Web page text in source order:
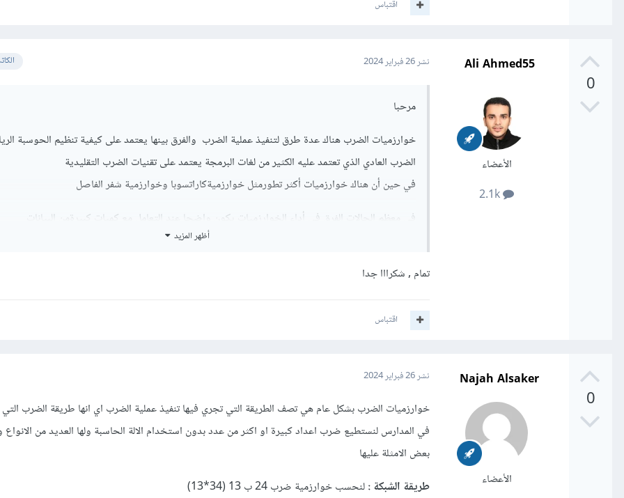
اقتباس
0
Ali Ahmed55
الأعضاء
نشر26 فبراير 2024
مرحبا
خوارزميات الضرب هناك عدة طرق لتنفيذ عملية الضرب والفرق بينها يعتمد على كيفية تنظيم الحوسبة
الضرب العادي الذي تعتمد عليه الكثير من لغات البرمجة يعتمد على تقنيات الضرب التقليدية
في حين أن هناك خوارزميات أكثر تطورمثل خوارزميةكاراتسوبا وخوارزمية شفر الفاصل
في معظم الحالات الفرق في أداء الخوارزميات يكون واضحا عند التعامل مع كميات كبيرةمن البيانات
وليس لديك أي تأثير ظاهر عند التعامل مع أعداد صغيرة
مكتبة NumPy في Python تقدم خوارزميات فعّالة للضرب والعديد من العمليات الرياضية الأخرى
Subprograms) لتحسين أداء العمليات الرياضية على مصفوفات وأنظمة كبيرة
ولكن يجب مراعاة الكفاءة العامة للكود وتنظيم الخوارزميات المستخدمة
أظهر المزيد
تمام , شكرااا جدا
اقتباس
0
Najah Alsaker
الأعضاء
نشر26 فبراير 2024
خوارزميات الضرب بشكل عام هي تصف الطريقة التي تجري فيها تنفيذ عملية الضرب اي انها طريقة الضرب التي
في المدارس لنستطيع ضرب اعداد كبيرة او اكثر من عدد بدون استخدام الالة الحاسبة ولها العديد من
بعض الامثلة عليها
طريقة الشبكة :لنحسب خوارزمية ضرب 24 ب 13 (34*13)